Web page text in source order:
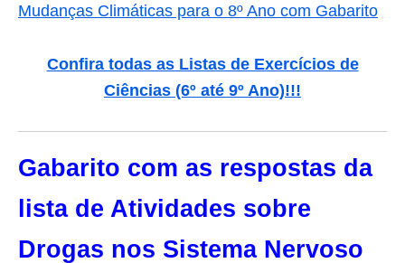
Mudanças Climáticas para o 8º Ano com Gabarito
Confira todas as Listas de Exercícios de
Ciências (6º até 9º Ano)!!!
Gabarito com as respostas da
lista de Atividades sobre
Drogas nos Sistema Nervoso